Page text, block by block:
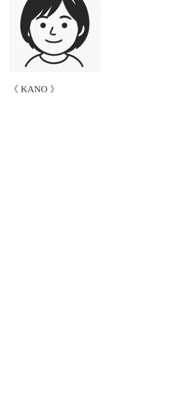
《 KANO 》